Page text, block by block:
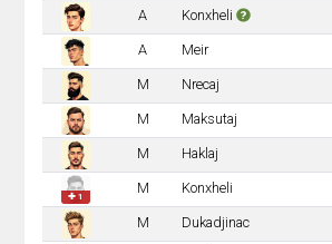
A Konxheli
A Meir
M Nrecaj
M Maksutaj
M Haklaj
✚ 1
M Konxheli
M Dukadjinac